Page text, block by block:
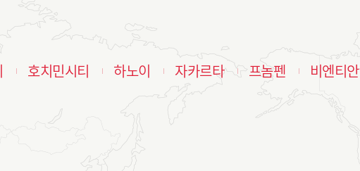
호치민시티 하노이 자카르타 프놈펜 비엔티안